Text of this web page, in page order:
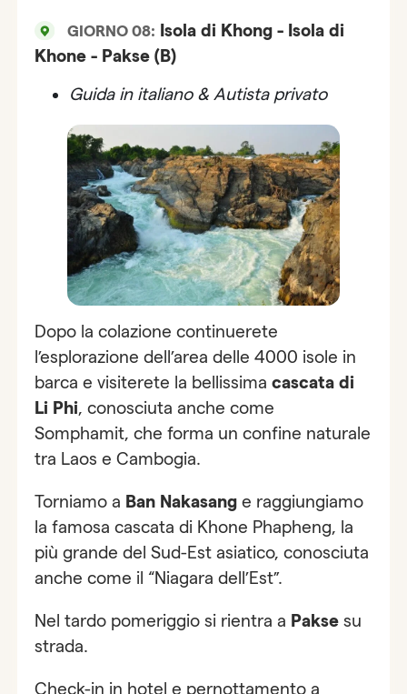
GIORNO 08: Isola di Khong - Isola di
Khone - Pakse (B)
Guida in italiano & Autista privato
Dopo la colazione continuerete
l’esplorazione dell’area delle 4000 isole in
barca e visiterete la bellissimacascata di
Li Phi, conosciuta anche come
Somphamit, che forma un confine naturale
tra Laos e Cambogia.
Torniamo a Ban Nakasang e raggiungiamo
la famosa cascata di Khone Phapheng, la
più grande del Sud-Est asiatico, conosciuta
anche come il “Niagara dell’Est”.
Nel tardo pomeriggio si rientra a Paksesu
strada.
Check-in in hotel e pernottamento a